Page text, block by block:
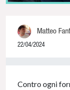
Matteo
22/04/2024
Contro ogni